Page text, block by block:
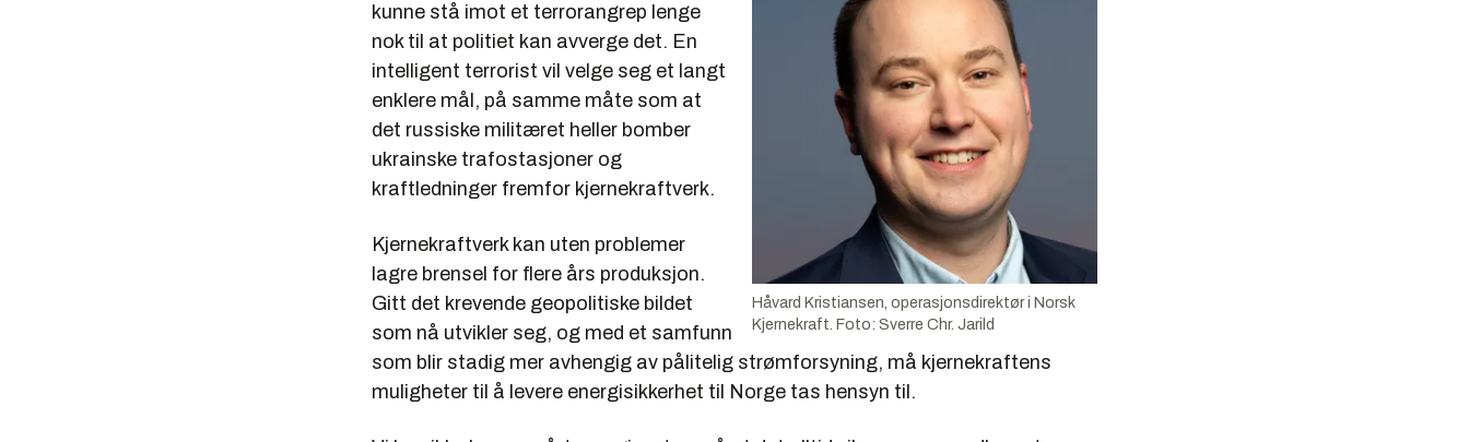
Håvard Kristiansen, operasjonsdirektør i Norsk
Kjernekraft. Foto: Sverre Chr. Jarild
kunne stå imot et terrorangrep lenge
nok til at politiet kan avverge det. En
intelligent terrorist vil velge seg et langt
enklere mål, på samme måte som at
det russiske militæret heller bomber
ukrainske trafostasjoner og
kraftledninger fremfor kjernekraftverk.
Kjernekraftverk kan uten problemer
lagre brensel for flere års produksjon.
Gitt det krevende geopolitiske bildet
som nå utvikler seg, og med et samfunn
som blir stadig mer avhengig av pålitelig strømforsyning, må kjernekraftens
muligheter til å levere energisikkerhet til Norge tas hensyn til.